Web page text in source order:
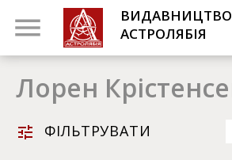
ВИДАВНИЦТВО
АСТРОЛЯБІЯ
Лорен
ФІЛЬТРУВАТИ